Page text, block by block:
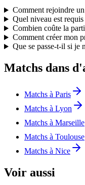
Comment rejoindre
Quel niveau est
Combien coûte la
Comment créer mon
Que se passe-t-il si je
Matchs dans
Matchs à Paris
Matchs à Lyon
Matchs à Marseille
Matchs à Toulouse
Matchs à Nice
Voir aussi